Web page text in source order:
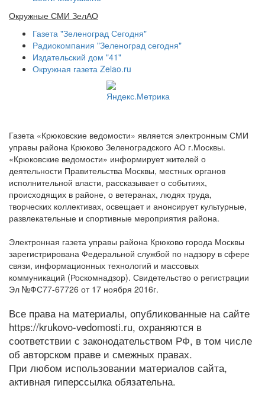
Окружные СМИ ЗелАО
Газета "Зеленоград Сегодня"
Радиокомпания "Зеленоград сегодня"
Издательский дом "41"
Окружная газета Zelao.ru
Газета «Крюковские ведомости» является электронным СМИ
управы района Крюково Зеленоградского АО г.Москвы.
«Крюковские ведомости» информирует жителей о
деятельности Правительства Москвы, местных органов
исполнительной власти, рассказывает о событиях,
происходящих в районе, о ветеранах, людях труда,
творческих коллективах, освещает и анонсирует культурные,
развлекательные и спортивные мероприятия района.
Электронная газета управы района Крюково города Москвы
зарегистрирована Федеральной службой по надзору в сфере
связи, информационных технологий и массовых
коммуникаций (Роскомнадзор). Свидетельство о регистрации
Эл №ФС77-67726 от 17 ноября 2016г.
Все права на материалы, опубликованные на сайте
https://krukovo-vedomosti.ru, охраняются в
соответствии с законодательством РФ, в том числе
об авторском праве и смежных правах.
При любом использовании материалов сайта,
активная гиперссылка обязательна.